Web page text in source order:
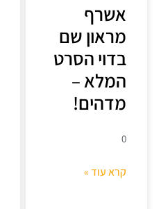
אשרף
מראון שם
בדוי הסרט
המלא –
מדהים!
0
קרא עוד »